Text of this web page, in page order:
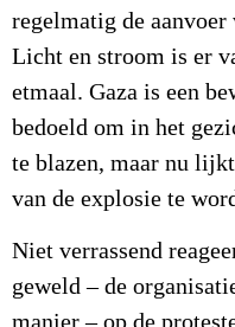
regelmatig de
Licht en stroom is er
etmaal. Gaza is een
bedoeld om in het
te blazen, maar nu
van de explosie te
Niet verrassend
geweld – de